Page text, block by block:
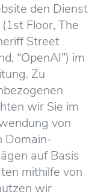
den Dienst
Floor, The
Street
“OpenAI”) im
Zu
wir Sie im
von
Domain-
auf Basis
mithilfe von
wir